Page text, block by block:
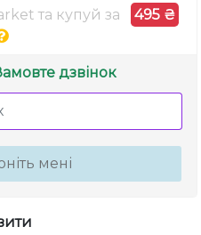
та купуй за 495 ₴
дзвінок
мені